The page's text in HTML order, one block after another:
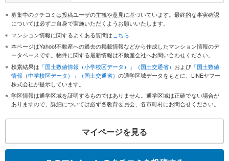
募集中のクチコミは投稿ユーザの主観や意見に基づいています。最終的な事実確認
については必ずご自身で実施いただくようお願いいたします。
マンション情報に関するよくある質問はこちら
本ページはYahoo!不動産への過去の掲載情報などから作成したマンション情報のデ
ータベースです。物件に関する最新情報は不動産会社へお問い合わせください。
検索結果は 「国土数値情報（小学校区データ）」（国土交通省） および 「国土数値
情報（中学校区データ）」（国土交通省） の通学区域データをもとに、LINEヤフー
株式会社が提示しています。
学区情報は通学区域を証明するものではありません。通学区域は正確でない場合が
ありますので、詳細については必ず各教育委員会、各市町村にお問合せください。
マイページを見る